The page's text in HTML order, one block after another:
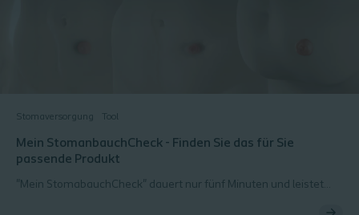
Stomaversorgung Tool
Mein StomanbauchCheck - Finden Sie das für Sie
passende Produkt
"Mein StomabauchCheck" dauert nur fünf Minuten und leistet